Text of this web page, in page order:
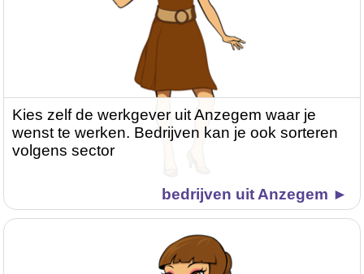
Kies zelf de werkgever uit Anzegem waar je
wenst te werken. Bedrijven kan je ook sorteren
volgens sector
bedrijven uit Anzegem ►